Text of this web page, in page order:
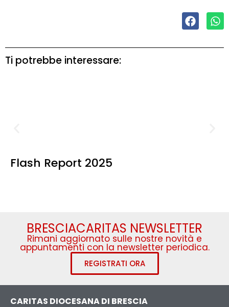
Ti potrebbe interessare:
Flash Report 2025
BRESCIACARITAS NEWSLETTER
Rimani aggiornato sulle nostre novità e
appuntamenti con la newsletter periodica.
REGISTRATI ORA
CARITAS DIOCESANA DI BRESCIA